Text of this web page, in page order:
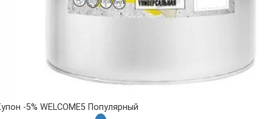
-5% WELCOME5 Популярный